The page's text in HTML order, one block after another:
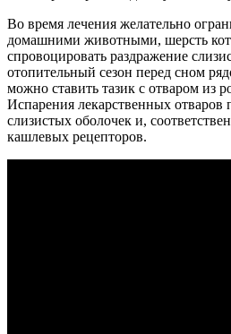
Во время лечения желательно
домашними животными, шерсть
спровоцировать раздражение
отопительный сезон перед сном
можно ставить тазик с отваром из
Испарения лекарственных отваров
слизистых оболочек и,
кашлевых рецепторов.